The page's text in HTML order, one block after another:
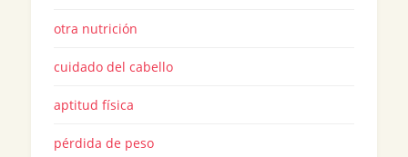
otra nutrición
cuidado del cabello
aptitud física
pérdida de peso